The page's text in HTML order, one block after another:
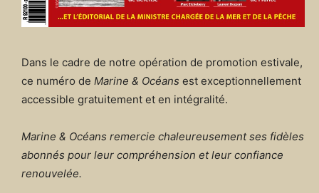
Dans le cadre de notre opération de promotion estivale,
ce numéro de Marine & Océans est exceptionnellement
accessible gratuitement et en intégralité.
Marine & Océans remercie chaleureusement ses fidèles
abonnés pour leur compréhension et leur confiance
renouvelée.